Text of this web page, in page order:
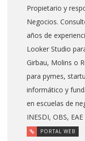
Propietario y
Negocios.
años de
Looker Studio
Girbau, Molins o
para pymes,
informático y
en escuelas de
INESDI, OBS,
PORTAL WEB